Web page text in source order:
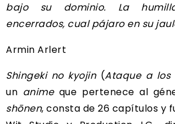
bajo su dominio. La
encerrados, cual pájaro en su
Armin Arlert
Shingeki no kyojin(Ataque a los
un anime que pertenece al
shōnen, consta de 26 capítulos y